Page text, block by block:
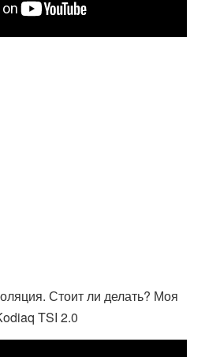
Стоит ли делать? Моя
TSI 2.0